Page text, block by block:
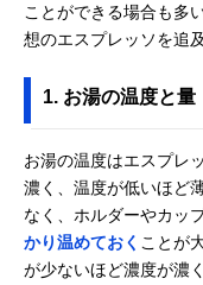
ことができる場合も多
想のエスプレッソを追
1. お湯の温度と量
お湯の温度はエスプレ
濃く、温度が低いほど
なく、ホルダーやカッ
かり温めておく ことが
が少ないほど濃度が濃